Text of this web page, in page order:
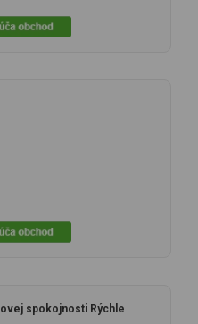
spokojnosti Rýchle